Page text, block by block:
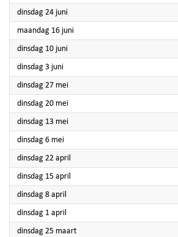
dinsdag 24 juni2025
maandag 16 juni2025
dinsdag 10 juni2025
dinsdag 3 juni2025
dinsdag 27 mei2025
dinsdag 20 mei2025
dinsdag 13 mei2025
dinsdag 6 mei2025
dinsdag 22 april
dinsdag 15 april
dinsdag 8 april
dinsdag 1 april
dinsdag 25 maart2025